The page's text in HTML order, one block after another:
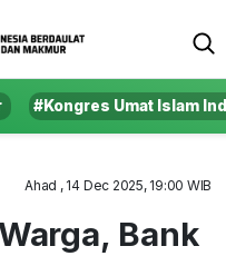
#Kongres Umat Islam
Ahad , 14 Dec 2025, 19:00 WIB
Bank